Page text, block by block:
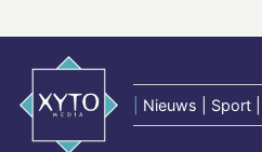
Nieuws | Sport